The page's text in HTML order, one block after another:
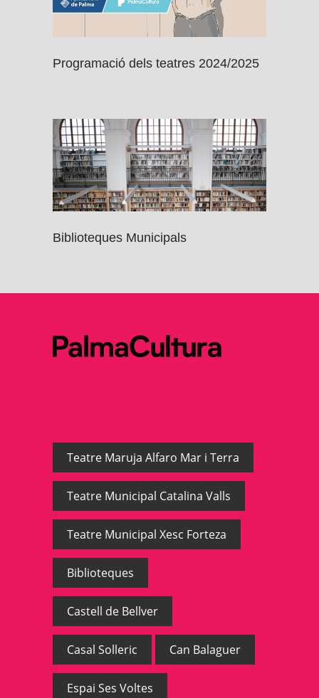
Programació dels teatres 2024/2025
Biblioteques Municipals
Teatre Maruja Alfaro Mar i Terra
Teatre Municipal Catalina Valls
Teatre Municipal Xesc Forteza
Biblioteques
Castell de Bellver
Casal Solleric Can Balaguer
Espai Ses Voltes